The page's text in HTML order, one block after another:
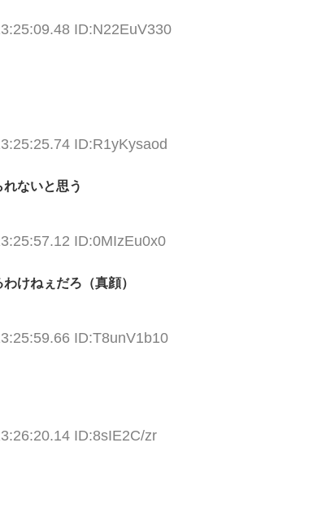
ID:N22EuV330
ID:R1yKysaod
ないと思う
ID:0MIzEu0x0
けねぇだろ（真顔）
ID:T8unV1b10
ID:8sIE2C/zr